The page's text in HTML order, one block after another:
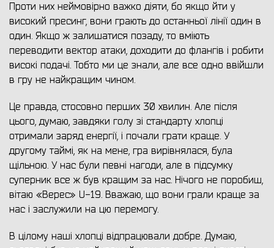
Проти них неймовірно важко діяти, бо якщо йти у
високий пресинг, вони грають до останньої лінії один в
один. Якщо ж залишатися позаду, то вміють
переводити вектор атаки, доходити до флангів і робити
високі подачі. Тобто ми це знали, але все одно ввійшли
в гру не найкращим чином.
Це правда, стосовно перших 30 хвилин. Але після
цього, думаю, завдяки голу зі стандарту хлопці
отримали заряд енергії, і почали грати краще. У
другому таймі, як на мене, гра вирівнялася, була
щільною. У нас були певні нагоди, але в підсумку
суперник все ж був кращим за нас. Нічого не поробиш,
вітаю «Верес» U-19. Вважаю, що вони грали краще за
нас і заслужили на цю перемогу.
В цілому наші хлопці відпрацювали добре. Думаю,